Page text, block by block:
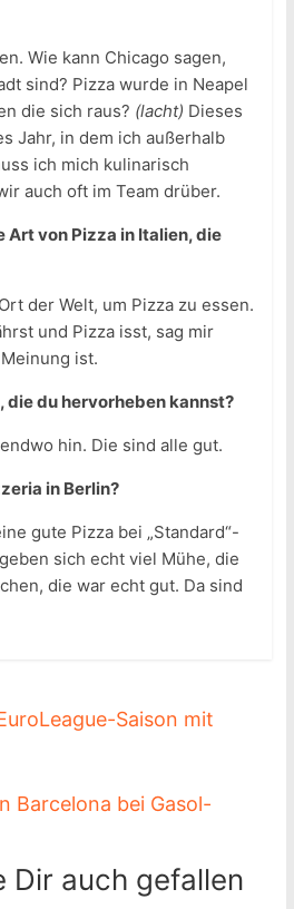
Wie kann Chicago sagen,
sind? Pizza wurde in Neapel
die sich raus? (lacht) Dieses
Jahr, in dem ich außerhalb
ich mich kulinarisch
auch oft im Team drüber.
Art von Pizza in Italien, die
der Welt, um Pizza zu essen.
und Pizza isst, sag mir
ist.
die du hervorheben kannst?
hin. Die sind alle gut.
in Berlin?
gute Pizza bei „Standard“-
sich echt viel Mühe, die
die war echt gut. Da sind
Saison mit
Barcelona bei Gasol-
Dir auch gefallen